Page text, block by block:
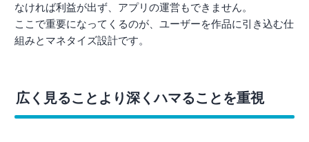
なければ利益が出ず、アプリの運営もできません。
ここで重要になってくるのが、ユーザーを作品に引き込む仕
組みとマネタイズ設計です。
広く見ることより深くハマることを重視